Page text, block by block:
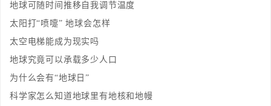
地球可随时间推移自我调节温度
太阳打“喷嚏” 地球会怎样
太空电梯能成为现实吗
地球究竟可以承载多少人口
为什么会有“地球日”
科学家怎么知道地球里有地核和地幔